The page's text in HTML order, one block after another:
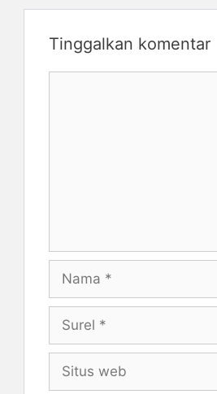
Tinggalkan komentar
Nama
Surel
Situs
web